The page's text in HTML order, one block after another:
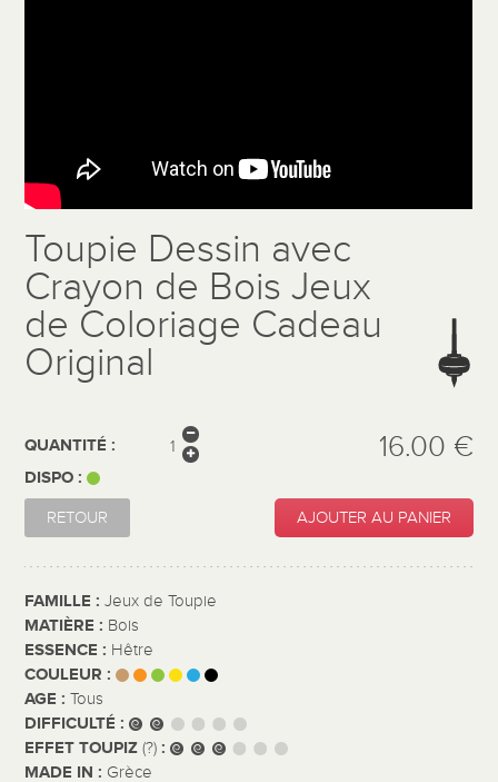
Toupie Dessin avec
Crayon de Bois Jeux
de Coloriage Cadeau
Original
QUANTITÉ :
DISPO :
16.00 €
RETOUR AJOUTER AU PANIER
FAMILLE :Jeux de Toupie
MATIÈRE : Bois
ESSENCE : Hêtre
COULEUR :
AGE :Tous
DIFFICULTÉ :
EFFET TOUPIZ(?) :
MADE IN : Grèce